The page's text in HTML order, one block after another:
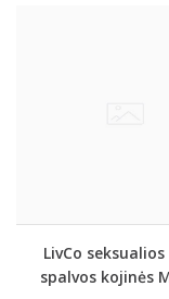
LivCo
spalvos kojinės